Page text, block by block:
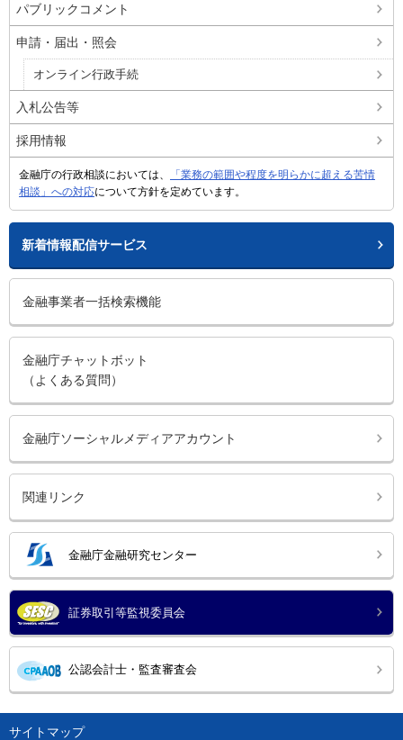
パブリックコメント
申請・届出・照会
オンライン行政手続
入札公告等
採用情報
金融庁の行政相談においては、
「業務の範囲や程度を明らかに超える苦情
相談」への対応について方針を定めています。
新着情報配信サービス
金融事業者一括検索機能
金融庁チャットボット
（よくある質問）
金融庁ソーシャルメディアアカウント
関連リンク
金融庁金融研究センター
証券取引等監視委員会
公認会計士・監査審査会
サイトマップ